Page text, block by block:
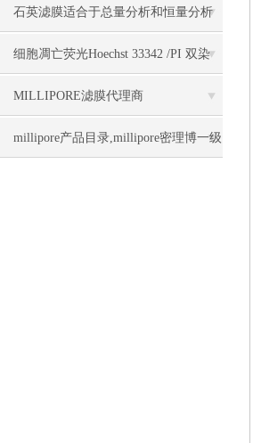
细信息
石英滤膜适合于总量分析和恒量分析
细胞凋亡荧光Hoechst 33342 /PI 双染
MILLIPORE滤膜代理商
millipore产品目录,millipore密理博一级